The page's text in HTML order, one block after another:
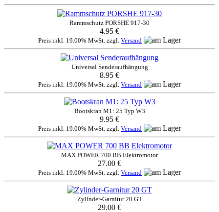
Rammschutz PORSHE 917-30
4.95 €
Preis inkl. 19.00% MwSt. zzgl. Versand
Universal Senderaufhängung
8.95 €
Preis inkl. 19.00% MwSt. zzgl. Versand
Bootskran M1: 25 Typ W3
9.95 €
Preis inkl. 19.00% MwSt. zzgl. Versand
MAX POWER 700 BB Elektromotor
27.00 €
Preis inkl. 19.00% MwSt. zzgl. Versand
Zylinder-Garnitur 20 GT
29.00 €